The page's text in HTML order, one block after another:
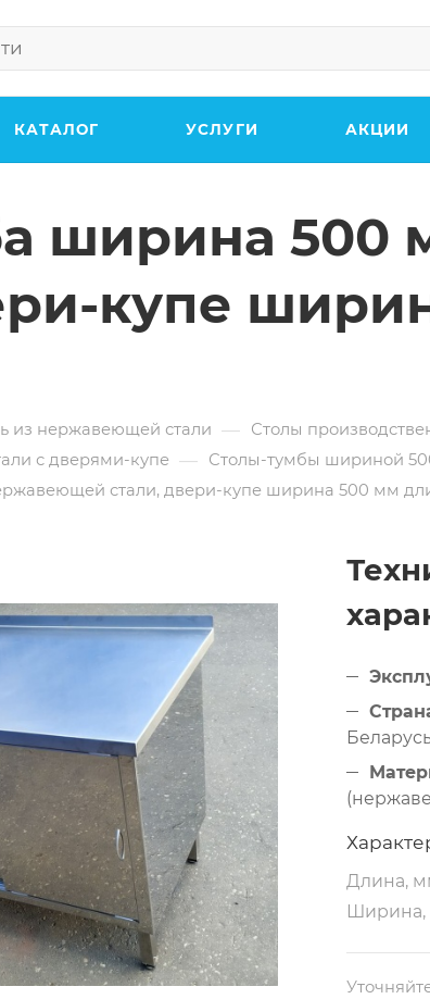
КАТАЛОГ УСЛУГИ АКЦИИ
ширина
купе
из нержавеющей стали — Столы
с дверями-купе — Столы-тумбы шириной
стали, двери-купе ширина 500 мм
Длина,
Ширина,